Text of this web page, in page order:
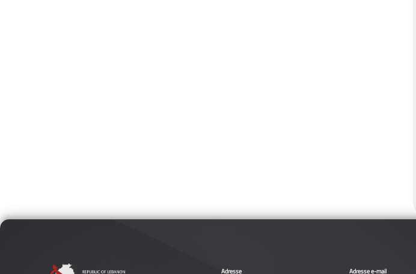
Adresse Adresse e-mail